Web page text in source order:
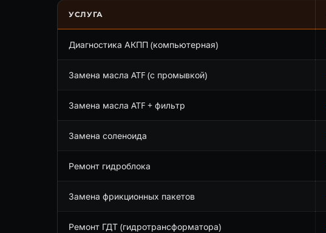
УСЛУГА
Диагностика АКПП (компьютерная)
Замена масла ATF (с промывкой)
Замена масла ATF + фильтр
Замена соленоида
Ремонт гидроблока
Замена фрикционных пакетов
Ремонт ГДТ (гидротрансформатора)